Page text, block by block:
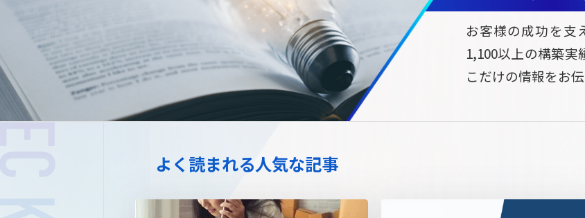
サービス
BtoC向けECサイト構築
W2Commerce
Unified
サブスク/定期通販ECサイト構築
Commerce
拡張プラグイン一覧 AIカスタマイズ開発
メディアコマースとは 選ばれる理由
お役立ち資料
お客様の成功を支
1,100以上の構築実
こだけの情報をお伝
よく読まれる人気な記事